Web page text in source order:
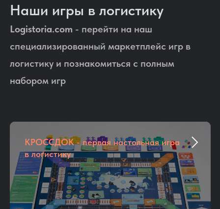
Наши игры в логистику
Logistoria.com - перейти на наш
специализированный маркетплейс игр в
логистику и познакомиться с полным
набором игр
КРОССДОК - первая настольная игра
в логистику